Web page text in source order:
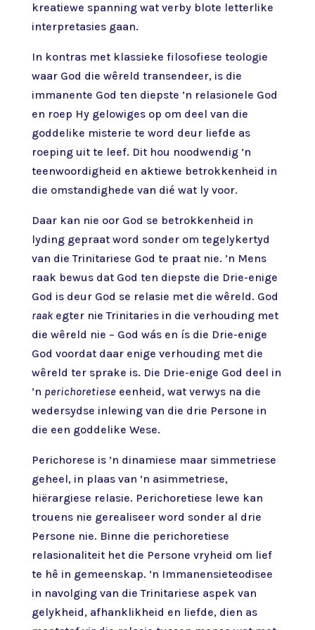
kreatiewe spanning wat verby blote letterlike
interpretasies gaan.
In kontras met klassieke filosofiese teologie
waar God die wêreld transendeer, is die
immanente God ten diepste ’n relasionele God
en roep Hy gelowiges op om deel van die
goddelike misterie te word deur liefde as
roeping uit te leef. Dit hou noodwendig ’n
teenwoordigheid en aktiewe betrokkenheid in
die omstandighede van dié wat ly voor.
Daar kan nie oor God se betrokkenheid in
lyding gepraat word sonder om tegelykertyd
van die Trinitariese God te praat nie. ’n Mens
raak bewus dat God ten diepste die Drie-enige
God is deur God se relasie met die wêreld. God
raakegter nie Trinitaries in die verhouding met
die wêreld nie – God wás en ís die Drie-enige
God voordat daar enige verhouding met die
wêreld ter sprake is. Die Drie-enige God deel in
’n perichoretieseeenheid, wat verwys na die
wedersydse inlewing van die drie Persone in
die een goddelike Wese.
Perichorese is ’n dinamiese maar simmetriese
geheel, in plaas van ’n asimmetriese,
hiërargiese relasie. Perichoretiese lewe kan
trouens nie gerealiseer word sonder al drie
Persone nie. Binne die perichoretiese
relasionaliteit het die Persone vryheid om lief
te hê in gemeenskap. ’n Immanensieteodisee
in navolging van die Trinitariese aspek van
gelykheid, afhanklikheid en liefde, dien as